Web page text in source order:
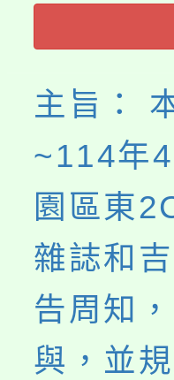
《
心理
系所師
主旨：
~114年
園區東
雜誌和
告周知
與，並